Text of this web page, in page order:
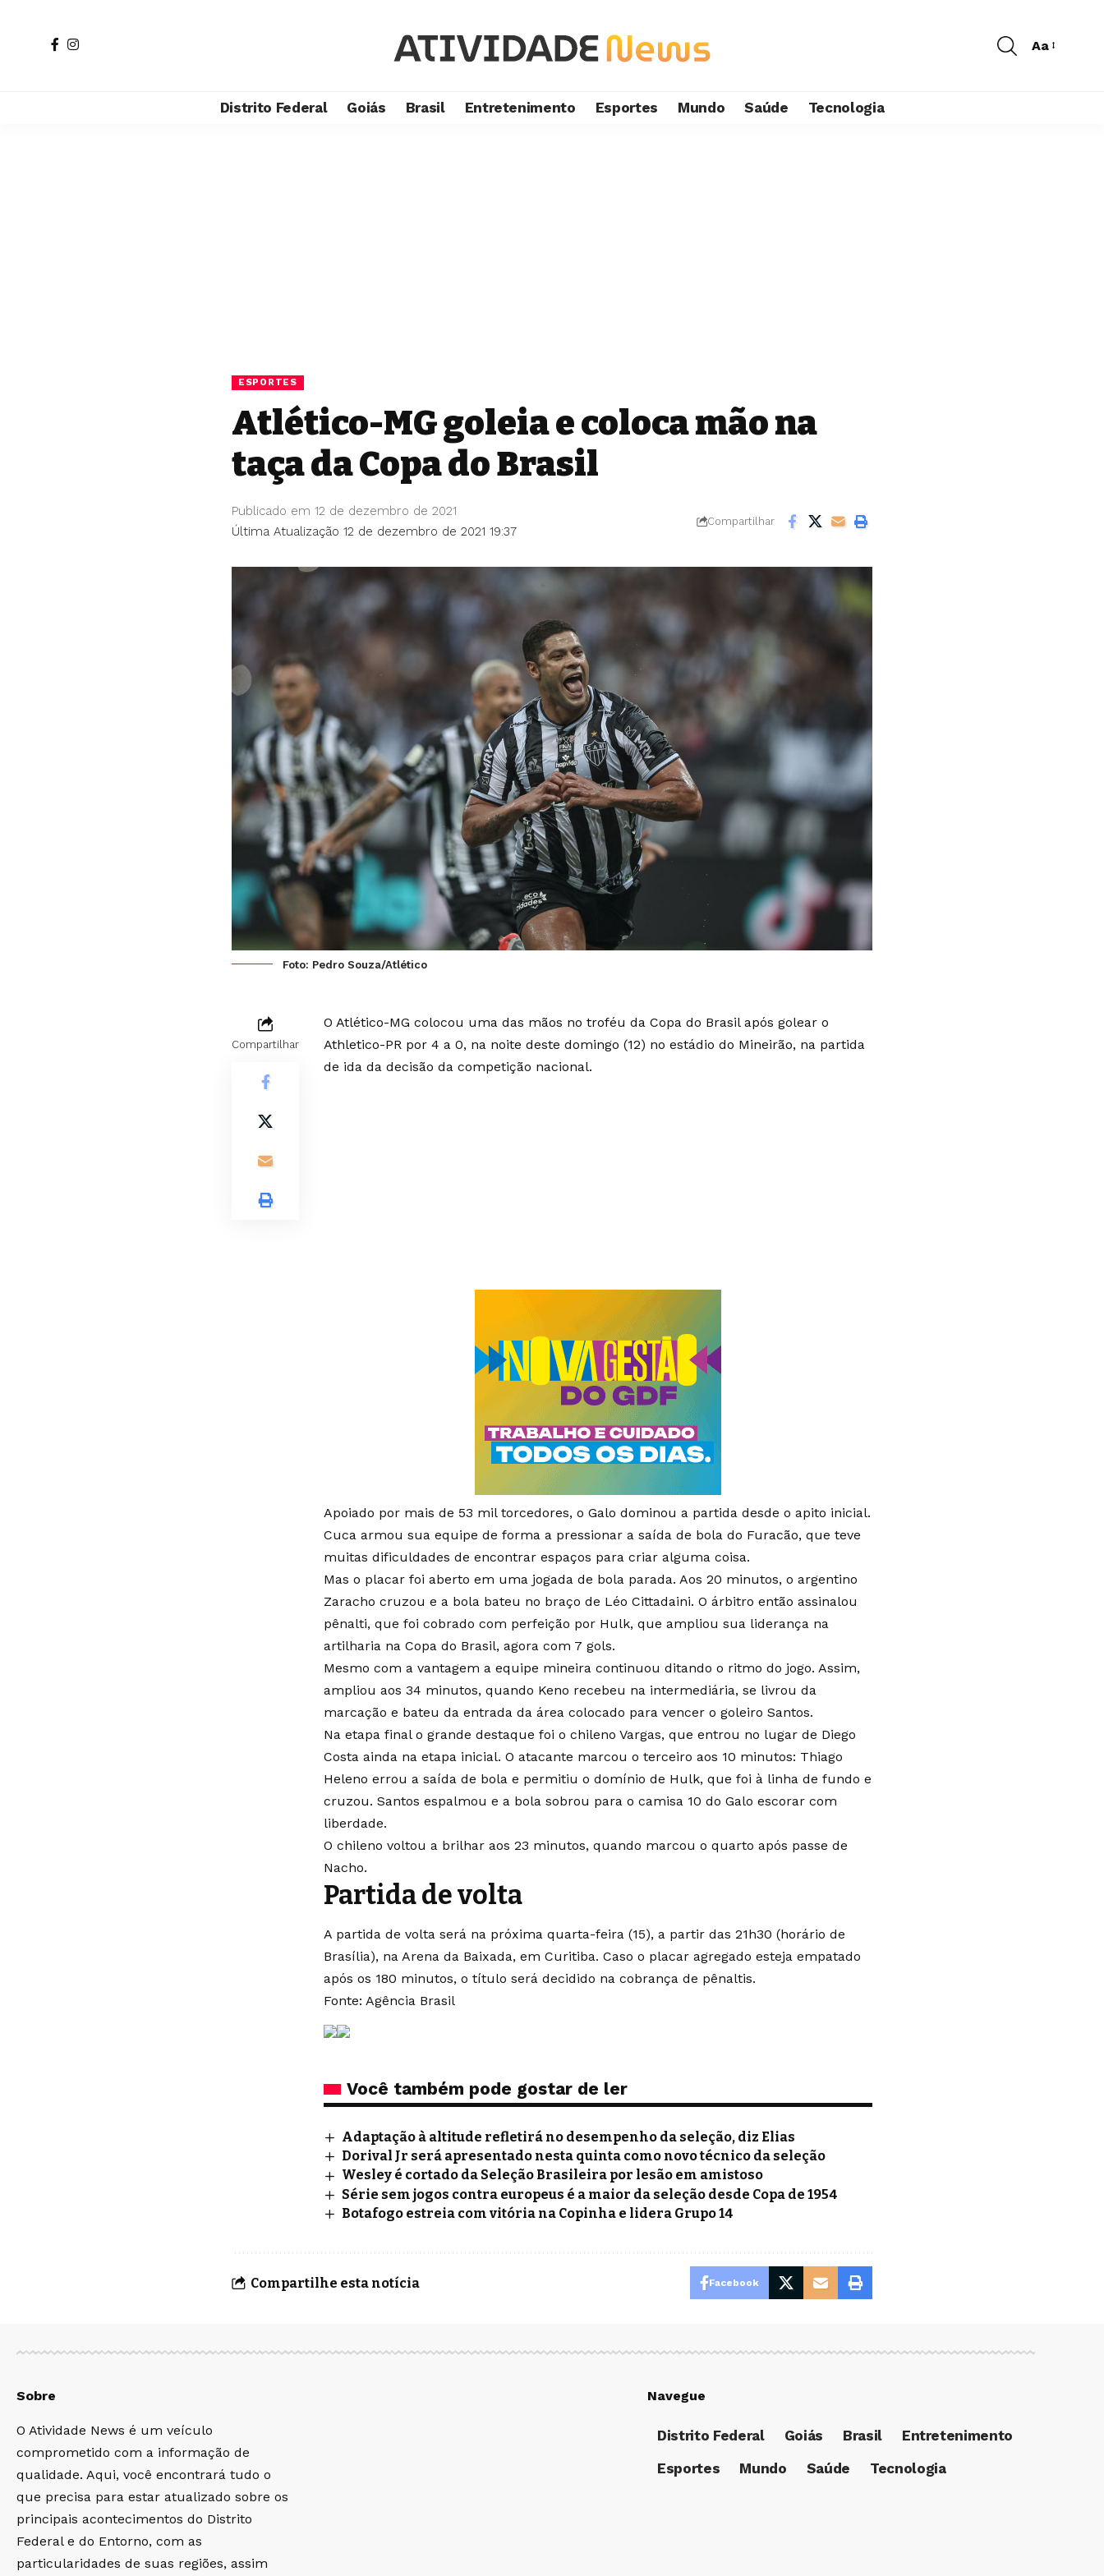
Aa
Distrito Federal Goiás Brasil Entretenimento Esportes Mundo Saúde Tecnologia
ESPORTES
Atlético-MG goleia e coloca mão na
taça da Copa do Brasil
Última Atualização 12 de dezembro de 2021 19:37
Publicado em 12 de dezembro de 2021
Compartilhar
Foto: Pedro Souza/Atlético
Compartilhar
O Atlético-MG colocou uma das mãos no troféu da Copa do Brasil após golear o
Athletico-PR por 4 a 0, na noite deste domingo (12) no estádio do Mineirão, na partida
de ida da decisão da competição nacional.
Apoiado por mais de 53 mil torcedores, o Galo dominou a partida desde o apito inicial.
Cuca armou sua equipe de forma a pressionar a saída de bola do Furacão, que teve
muitas dificuldades de encontrar espaços para criar alguma coisa.
Mas o placar foi aberto em uma jogada de bola parada. Aos 20 minutos, o argentino
Zaracho cruzou e a bola bateu no braço de Léo Cittadaini. O árbitro então assinalou
pênalti, que foi cobrado com perfeição por Hulk, que ampliou sua liderança na
artilharia na Copa do Brasil, agora com 7 gols.
Mesmo com a vantagem a equipe mineira continuou ditando o ritmo do jogo. Assim,
ampliou aos 34 minutos, quando Keno recebeu na intermediária, se livrou da
marcação e bateu da entrada da área colocado para vencer o goleiro Santos.
Na etapa final o grande destaque foi o chileno Vargas, que entrou no lugar de Diego
Costa ainda na etapa inicial. O atacante marcou o terceiro aos 10 minutos: Thiago
Heleno errou a saída de bola e permitiu o domínio de Hulk, que foi à linha de fundo e
cruzou. Santos espalmou e a bola sobrou para o camisa 10 do Galo escorar com
liberdade.
O chileno voltou a brilhar aos 23 minutos, quando marcou o quarto após passe de
Nacho.
Partida de volta
A partida de volta será na próxima quarta-feira (15), a partir das 21h30 (horário de
Brasília), na Arena da Baixada, em Curitiba. Caso o placar agregado esteja empatado
após os 180 minutos, o título será decidido na cobrança de pênaltis.
Fonte: Agência Brasil
Você também pode gostar de ler
Adaptação à altitude refletirá no desempenho da seleção, diz Elias
Dorival Jr será apresentado nesta quinta como novo técnico da seleção
Wesley é cortado da Seleção Brasileira por lesão em amistoso
Série sem jogos contra europeus é a maior da seleção desde Copa de 1954
Botafogo estreia com vitória na Copinha e lidera Grupo 14
Compartilhe esta notícia Facebook
Sobre
O Atividade News é um veículo
comprometido com a informação de
qualidade. Aqui, você encontrará tudo o
que precisa para estar atualizado sobre os
principais acontecimentos do Distrito
Federal e do Entorno, com as
particularidades de suas regiões, assim
Navegue
Distrito Federal Goiás Brasil
Entretenimento
Esportes
Mundo Saúde Tecnologia